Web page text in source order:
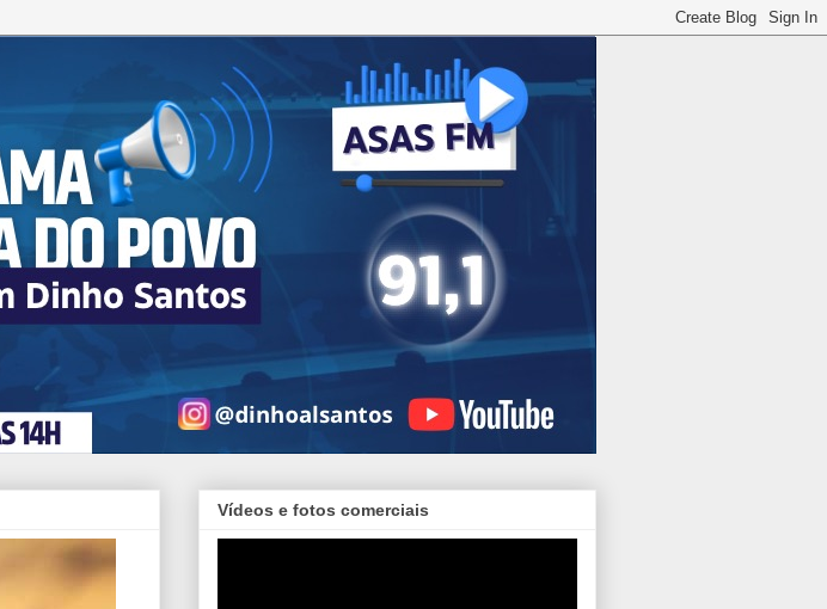
Vídeos e fotos comerciais